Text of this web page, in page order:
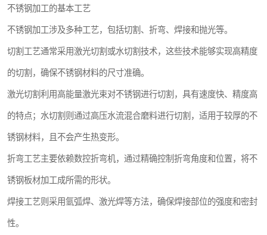
不锈钢加工的基本工艺
不锈钢加工涉及多种工艺，包括切割、折弯、焊接和抛光等。
切割工艺通常采用激光切割或水切割技术，这些技术能够实现高精度
的切割，确保不锈钢材料的尺寸准确。
激光切割利用高能量激光束对不锈钢进行切割，具有速度快、精度高
的特点；水切割则通过高压水流混合磨料进行切割，适用于较厚的不
锈钢材料，且不会产生热变形。
折弯工艺主要依赖数控折弯机，通过精确控制折弯角度和位置，将不
锈钢板材加工成所需的形状。
焊接工艺则采用氩弧焊、激光焊等方法，确保焊接部位的强度和密封
性。